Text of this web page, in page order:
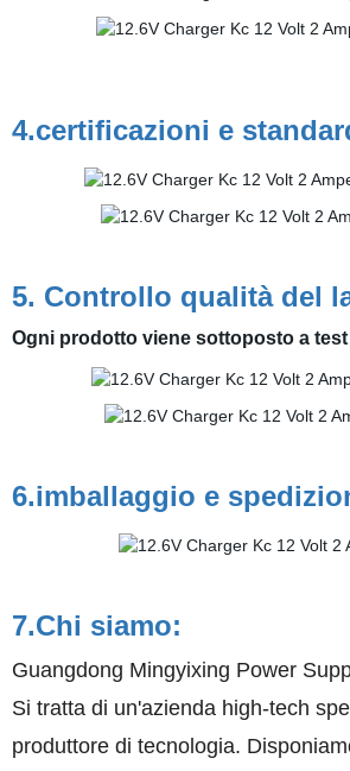
4.certificazioni e
5. Controllo qualità del
Ogni prodotto viene sottoposto a
6.imballaggio e
7.Chi siamo:
Guangdong Mingyixing Power
Si tratta di un'azienda high-tech
produttore di tecnologia.